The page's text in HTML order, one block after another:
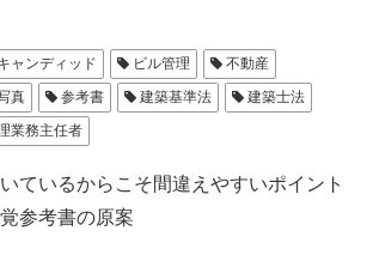
ャンディッド ビル管理
不動産
真 参考書 建築基準法
建築士法
業務主任者
ているからこそ間違えやすいポイント
参考書の原案